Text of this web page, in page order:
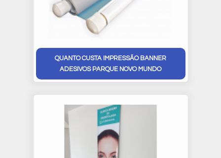
QUANTO CUSTA IMPRESSÃO BANNER
ADESIVOS PARQUE NOVO MUNDO